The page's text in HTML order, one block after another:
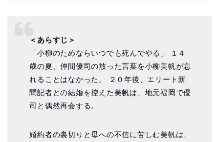
＜あらすじ＞
「小柳のためならいつでも死んでやる」 １４
歳の夏、仲間優司の放った言葉を小柳美帆が忘
れることはなかった。 ２０年後、エリート新
聞記者との結婚を控えた美帆は、地元福岡で優
司と偶然再会する。
婚約者の裏切りと母への不信に苦しむ美帆は、